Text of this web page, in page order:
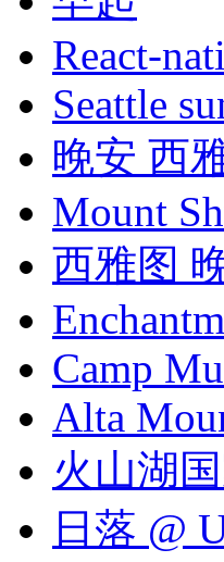
React-
Seattle
晚安 西
Mount
西雅图
Camp
Alta
火山湖
日落 @